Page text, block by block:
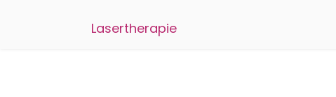
Lasertherapie